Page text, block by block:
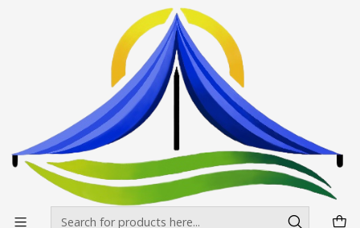
Envíos gratis desde $500.000 en Santiago
Banderas Publicitarias Rectas
Rectas
RPCH
Mastil Recto Impreso Medidas